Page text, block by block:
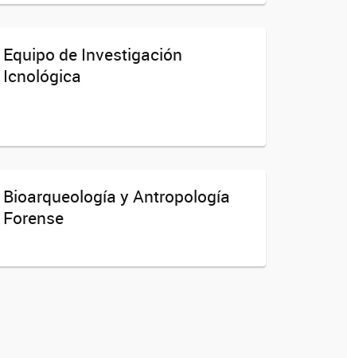
Equipo de Investigación
Icnológica
Bioarqueología y Antropología
Forense